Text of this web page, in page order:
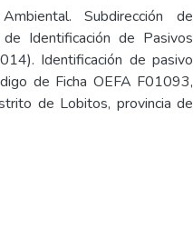
Subdirección de
Identificación de Pasivos
Identificación de pasivo
de Ficha OEFA F01093,
de Lobitos, provincia de